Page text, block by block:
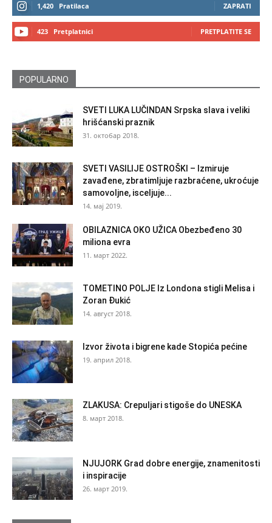
1,420 Pratilaca ZAPRATI
423 Pretplatnici PRETPLATITE SE
POPULARNO
SVETI LUKA LUČINDAN Srpska slava i veliki
hrišćanski praznik
31. октобар 2018.
SVETI VASILIJE OSTROŠKI – Izmiruje
zavađene, zbratimljuje razbraćene, ukroćuje
samovoljne, isceljuje...
14. мај 2019.
OBILAZNICA OKO UŽICA Obezbeđeno 30
miliona evra
11. март 2022.
TOMETINO POLJE Iz Londona stigli Melisa i
Zoran Đukić
14. август 2018.
Izvor života i bigrene kade Stopića pećine
19. април 2018.
ZLAKUSA: Crepuljari stigoše do UNESKA
8. март 2018.
NJUJORK Grad dobre energije, znamenitosti
i inspiracije
26. март 2019.